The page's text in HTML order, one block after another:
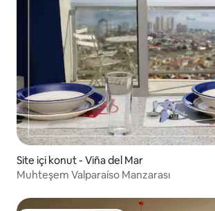
Site içi konut - Viña del Mar
Muhteşem Valparaíso Manzarası